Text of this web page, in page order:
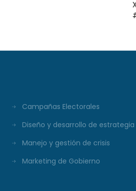
XXXI Video Columna
#297
Campañas Electorales
Diseño y desarrollo de estrategia
Manejo y gestión de crisis
Marketing de Gobierno